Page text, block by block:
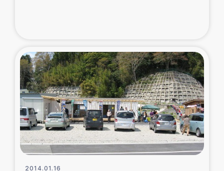
コーヒー生産者支援
アイナロ県マウベシ郡でのコーヒー畑改善事業
ベイルート大規模爆発被災者支援
女性の生計向上支援
2014.01.16